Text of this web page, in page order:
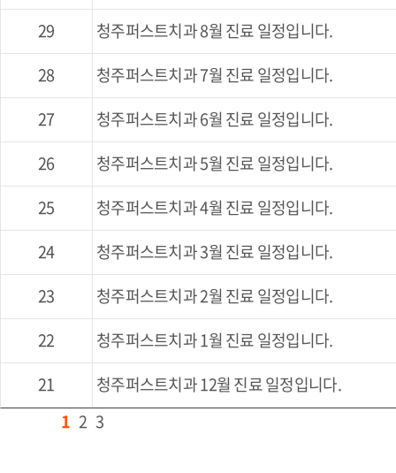
29
청주퍼스트치과 8월 진료 일정입니다.
28
청주퍼스트치과 7월 진료 일정입니다.
27
청주퍼스트치과 6월 진료 일정입니다.
26
청주퍼스트치과 5월 진료 일정입니다.
25
청주퍼스트치과 4월 진료 일정입니다.
24
청주퍼스트치과 3월 진료 일정입니다.
23
청주퍼스트치과 2월 진료 일정입니다.
22
청주퍼스트치과 1월 진료 일정입니다.
21
청주퍼스트치과 12월 진료 일정입니다.
1 2 3